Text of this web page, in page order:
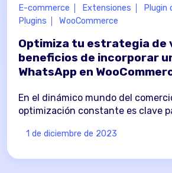
E-commerce Extensiones
Plugin
Plugins
WooCommerce
Optimiza tu estrategia de
beneficios de incorporar
WhatsApp en
En el dinámico mundo del
optimización constante es clave
1 de diciembre de 2023